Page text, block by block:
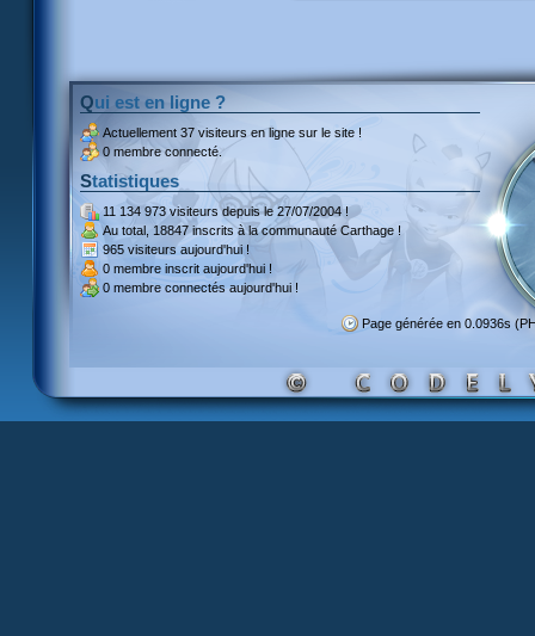
Qui est en ligne ?
Actuellement 37 visiteurs en ligne sur le site !
0 membre connecté.
Statistiques
11 134 973 visiteursdepuis le 27/07/2004 !
Au total, 18847 inscritsà la communauté Carthage !
965 visiteurs aujourd'hui !
0 membre inscrit aujourd'hui !
0 membre connectés aujourd'hui !
Page générée en 0.0936s